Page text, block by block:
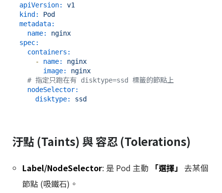
apiVersion:
v1
kind:
Pod
metadata:
name:
nginx
spec:
containers:
-
name:
nginx
image:
nginx
# 指定只跑在有 disktype=ssd 標籤的節點上
nodeSelector:
disktype:
ssd
汙點 (Taints) 與 容忍 (Tolerations)
Label/NodeSelector: 是 Pod 主動 「選擇」 去某個
節點 (吸鐵石)。